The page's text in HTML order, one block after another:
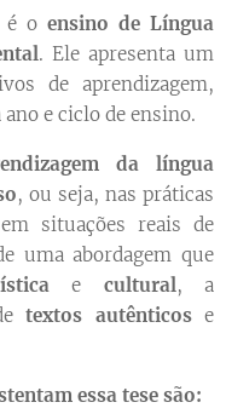
é o ensino de Língua
. Ele apresenta um
de aprendizagem,
e ciclo de ensino.
da língua
, ou seja, nas práticas
situações reais de
uma abordagem que
e cultural, a
textos autênticose
essa tese são: